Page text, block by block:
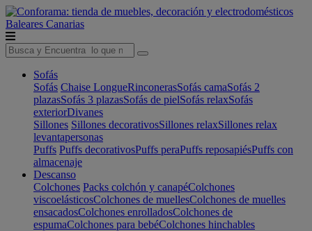
Baleares Canarias
Sofás
Sofás Chaise LongueRinconerasSofás camaSofás 2
plazasSofás 3 plazasSofás de pielSofás relaxSofás
exteriorDivanes
Sillones Sillones decorativosSillones relaxSillones relax
levantapersonas
Puffs Puffs decorativosPuffs peraPuffs reposapiésPuffs con
almacenaje
Descanso
Colchones Packs colchón y canapéColchones
viscoelásticosColchones de muellesColchones de muelles
ensacadosColchones enrolladosColchones de
espumaColchones para bebéColchones hinchables